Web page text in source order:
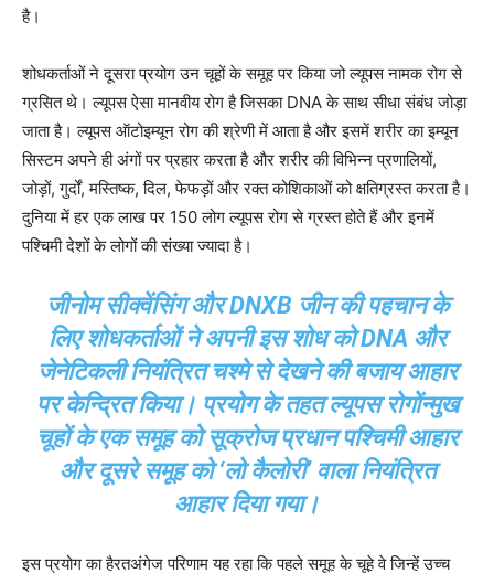
है।
शोधकर्ताओं ने दूसरा प्रयोग उन चूहों के समूह पर किया जो ल्यूपस नामक रोग से
ग्रसित थे। ल्यूपस ऐसा मानवीय रोग है जिसका DNA के साथ सीधा संबंध जोड़ा
जाता है। ल्यूपस ऑटोइम्यून रोग की श्रेणी में आता है और इसमें शरीर का इम्यून
सिस्टम अपने ही अंगों पर प्रहार करता है और शरीर की विभिन्न प्रणालियों,
जोड़ों, गुर्दों, मस्तिष्क, दिल, फेफड़ों और रक्त कोशिकाओं को क्षतिग्रस्त करता है।
दुनिया में हर एक लाख पर 150 लोग ल्यूपस रोग से ग्रस्त होते हैं और इनमें
पश्चिमी देशों के लोगों की संख्या ज्यादा है।
जीनोम सीक्वेंसिंग और DNXB जीन की पहचान के
लिए शोधकर्ताओं ने अपनी इस शोध को DNA और
जेनेटिकली नियंत्रित चश्मे से देखने की बजाय आहार
पर केन्द्रित किया। प्रयोग के तहत ल्यूपस रोगोंन्मुख
चूहों के एक समूह को सूक्रोज प्रधान पश्चिमी आहार
और दूसरे समूह को ‘लो कैलोरी’ वाला नियंत्रित
आहार दिया गया।
इस प्रयोग का हैरतअंगेज परिणाम यह रहा कि पहले समूह के चूहे वे जिन्हें उच्च